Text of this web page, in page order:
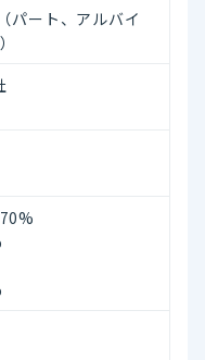
パート、アルバイ